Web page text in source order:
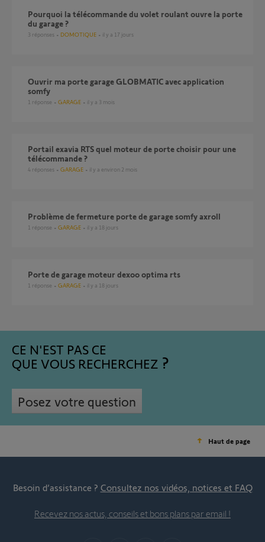
pourquoi la télécommande du volet roulant ouvre la porte
du garage ?
3 réponses DOMOTIQUE il y a 17 jours
Ouvrir ma porte garage GLOBMATIC avec application
somfy
1 réponse GARAGE il y a 3 mois
Portail exavia RTS quel moteur de porte choisir pour une
télécommande ?
4 réponses GARAGE il y a environ 2 mois
Problème de fermeture porte de garage somfy axroll
1 réponse GARAGE il y a 18 jours
Porte de garage moteur dexoo optima rts
1 réponse GARAGE il y a 18 jours
CE N'EST PAS CE
QUE VOUS RECHERCHEZ
Posez votre question
Haut de page
Besoin d’assistance ? Consultez nos vidéos, notices et FAQ
Recevez nos actus, conseils et bons plans par email !